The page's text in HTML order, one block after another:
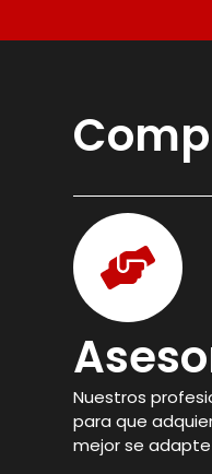
Nuestros
para que
mejor se